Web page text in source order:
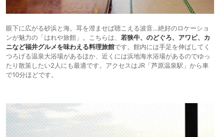
眼下に広がる砂浜と海。耳を澄ませば聴こえる波音…絶好のロケーショ
ンが魅力の「はれや旅館」。こちらは、 若狭牛、のどぐろ、アワビ、カ
ニなど福井グルメを味わえる料理旅館です。館内には手足を伸ばしてく
つろげる温泉大浴場があるほか、近くには浜地海水浴場があるのでゆっ
たり散策したい2人にも最適です。アクセスはJR「芦原温泉駅」から車
で10分ほどです。